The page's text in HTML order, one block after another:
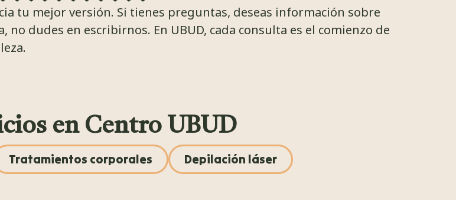
tu mejor versión. Si tienes preguntas, deseas información sobre
dudes en escribirnos. En UBUD, cada consulta es el comienzo de
en Centro UBUD
Tratamientos corporales Depilación láser